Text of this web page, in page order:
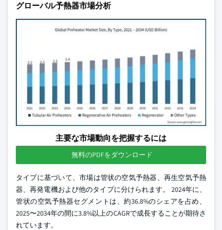
グローバル予熱器市場分析
主要な市場動向を把握するには
無料のPDFをダウンロード
タイプに基づいて、市場は管状の空気予熱器、再生空気予熱
器、再発電機および他のタイプに分けられます。 2024年に、
管状の空気予熱器セグメントは、約36.8%のシェアを占め、
2025〜2034年の間に3.8%以上のCAGRで成長することが期待さ
れています。